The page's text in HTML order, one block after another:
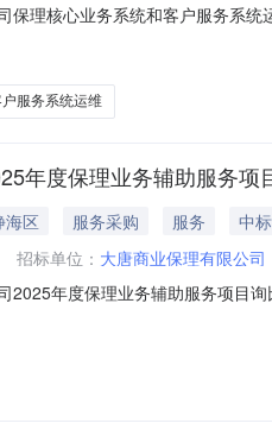
保理核心业务系统和客户服务系
联系人：权帅电话：010-
服务系统运维
年度保理业务辅助服务
海区 服务采购 服务
中
招标单位： 大唐商业保理有限公司
2025年度保理业务辅助服务项目
购人及联系方式：大唐商业保理